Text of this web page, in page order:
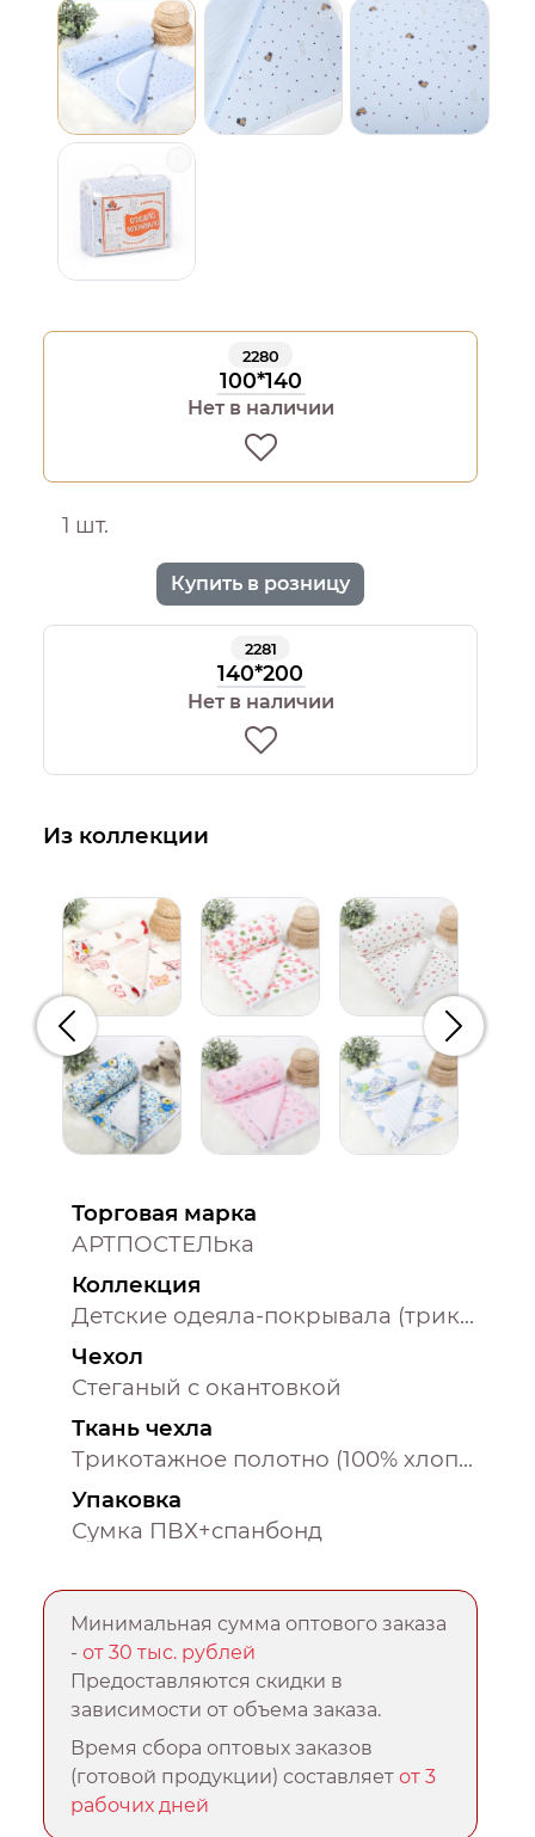
2280
100*140
Нет в наличии
1 шт.
Купить в розницу
2281
140*200
Нет в наличии
Из коллекции
Предыдущий
Торговая марка
АРТПОСТЕЛЬка
Коллекция
Детские одеяла-покрывала (трикотаж)
Чехол
Стеганый с окантовкой
Ткань чехла
Трикотажное полотно (100% хлопок)
Упаковка
Сумка ПВХ+спанбонд
Минимальная сумма оптового заказа
-от 30 тыс. рублей
Предоставляются скидки в
зависимости от объема заказа.
Время сбора оптовых заказов
(готовой продукции) составляетот 3
рабочих дней